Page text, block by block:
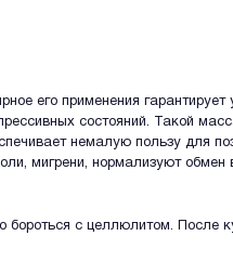
его применения гарантирует
состояний. Такой
немалую пользу для
мигрени, нормализуют
бороться с целлюлитом. После